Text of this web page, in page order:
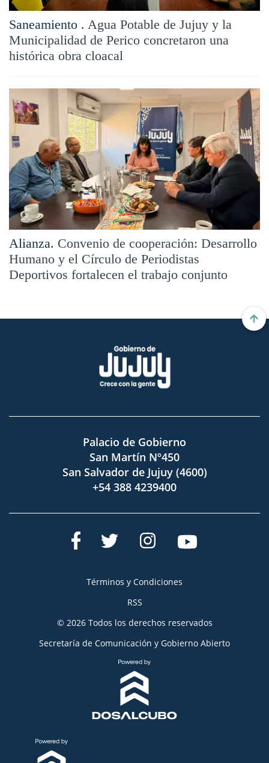
Saneamiento . Agua Potable de Jujuy y la
Municipalidad de Perico concretaron una
histórica obra cloacal
Alianza. Convenio de cooperación: Desarrollo
Humano y el Círculo de Periodistas
Deportivos fortalecen el trabajo conjunto
Palacio de Gobierno
San Martín Nº450
San Salvador de Jujuy (4600)
+54 388 4239400
Términos y Condiciones
RSS
© 2026 Todos los derechos reservados
Secretaría de Comunicación y Gobierno Abierto